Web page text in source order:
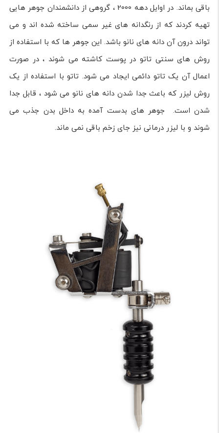
باقی بماند. در اوایل دهه 2000 ، گروهی از دانشمندان جوهر هایی
تهیه كردند كه از رنگدانه های غیر سمی ساخته شده اند و می
تواند درون آن دانه های نانو باشد. این جوهر ها که با استفاده از
روش های سنتی تاتو در پوست کاشته می شوند ، در صورت
اعمال آن یک تاتو دائمی ایجاد می شود. تاتو با استفاده از یک
روش لیزر که باعث جدا شدن دانه های نانو می شود ، قابل جدا
شدن است. جوهر های بدست آمده به داخل بدن جذب می
شوند و با لیزر درمانی نیز جای زخم باقی نمی ماند.